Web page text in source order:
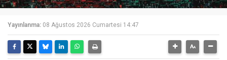
Yayınlanma: 08 Ağustos 2026 Cumartesi 14:47